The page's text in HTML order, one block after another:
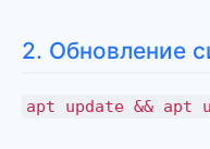
2. Обновление
apt update && apt